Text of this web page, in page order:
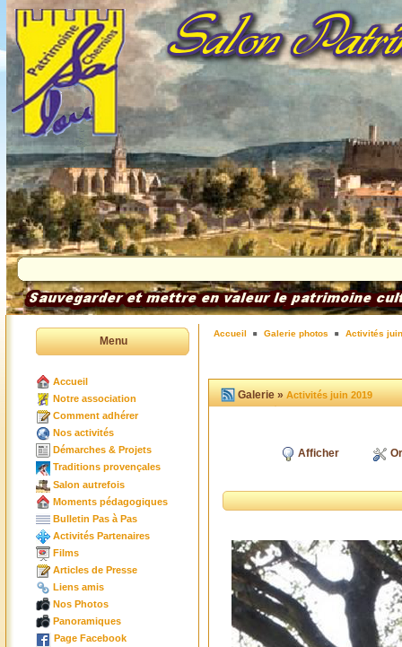
Menu
Accueil
Notre association
Comment adhérer
Nos activités
Démarches & Projets
Traditions provençales
Salon autrefois
Moments pédagogiques
Bulletin Pas à Pas
Activités Partenaires
Films
Articles de Presse
Liens amis
Nos Photos
Panoramiques
Page Facebook
Accueil Galerie photos Activités
Galerie »Activités juin 2019
Afficher